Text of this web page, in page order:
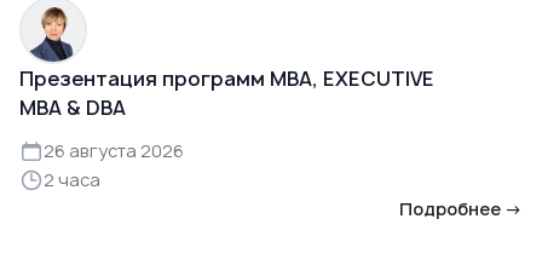
Презентация программ MBA, EXECUTIVE
MBA & DBA
26 августа 2026
2 часа
Подробнее →